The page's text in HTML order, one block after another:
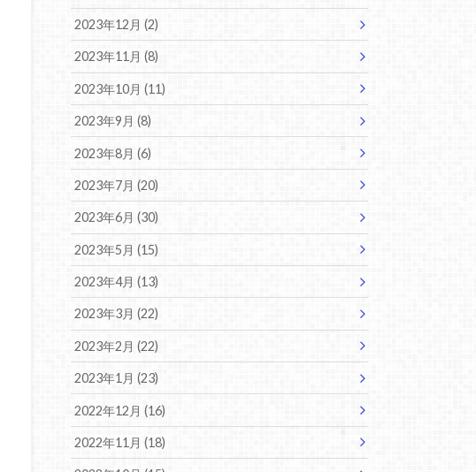
2023年12月 (2)
2023年11月 (8)
2023年10月 (11)
2023年9月 (8)
2023年8月 (6)
2023年7月 (20)
2023年6月 (30)
2023年5月 (15)
2023年4月 (13)
2023年3月 (22)
2023年2月 (22)
2023年1月 (23)
2022年12月 (16)
2022年11月 (18)